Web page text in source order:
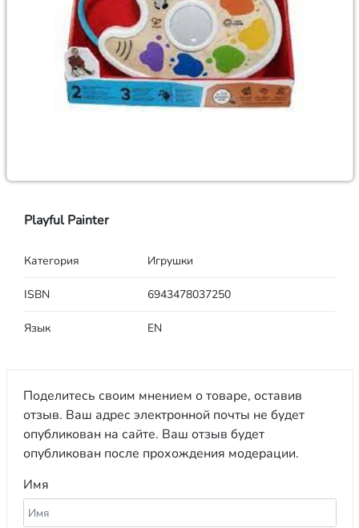
Playful Painter
Категория Игрушки
ISBN 6943478037250
Язык EN
Поделитесь своим мнением о товаре, оставив
отзыв. Ваш адрес электронной почты не будет
опубликован на сайте. Ваш отзыв будет
опубликован после прохождения модерации.
Имя